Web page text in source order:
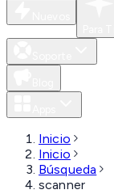
Inicio
Inicio
Búsqueda
scanner